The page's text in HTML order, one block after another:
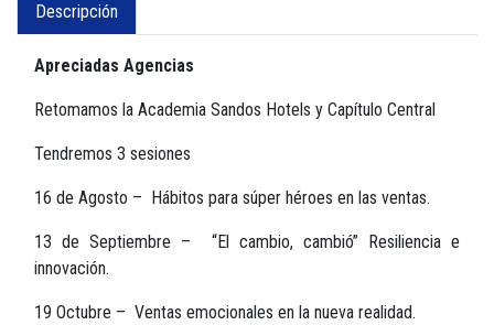
Descripción
Apreciadas Agencias
Retomamos la Academia Sandos Hotels y Capítulo Central
Tendremos 3 sesiones
16 de Agosto – Hábitos para súper héroes en las ventas.
13 de Septiembre – “El cambio, cambió” Resiliencia e
innovación.
19 Octubre – Ventas emocionales en la nueva realidad.